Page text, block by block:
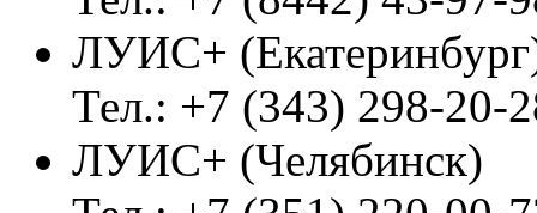
ЛУИС+
Тел.: +7 (343) 298-20-
ЛУИС+ (Челябинск)